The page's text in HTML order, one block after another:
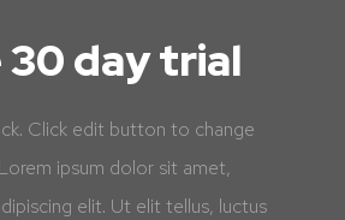
30 day trial
Click edit button to change
ipsum dolor sit amet,
elit. Ut elit tellus, luctus